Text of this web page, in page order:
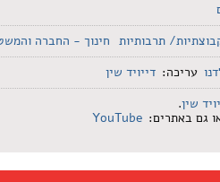
תרבותיות חינוך - החברה
עריכה: דייויד שין
שין.
גם באתרים: YouTube